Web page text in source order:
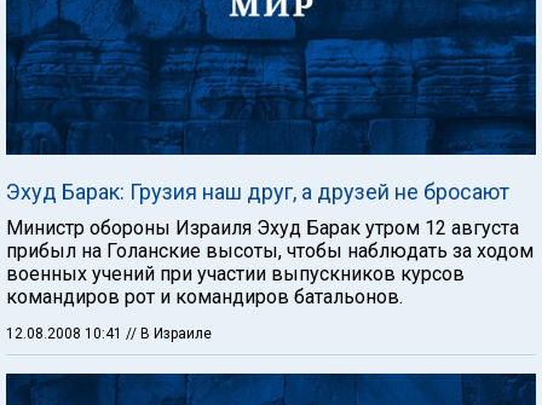
Эхуд Барак: Грузия наш друг, а друзей не бросают
Министр обороны Израиля Эхуд Барак утром 12 августа
прибыл на Голанские высоты, чтобы наблюдать за ходом
военных учений при участии выпускников курсов
командиров рот и командиров батальонов.
12.08.2008 10:41 // В Израиле